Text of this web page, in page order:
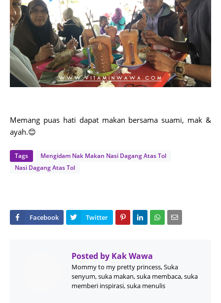
Memang puas hati dapat makan bersama suami, mak &
ayah.😊
Tags
Mengidam Nak Makan Nasi Dagang Atas Tol
Nasi Dagang Atas Tol
Posted by Kak Wawa
Mommy to my pretty princess, Suka
senyum, suka makan, suka membaca, suka
memberi inspirasi, suka menulis